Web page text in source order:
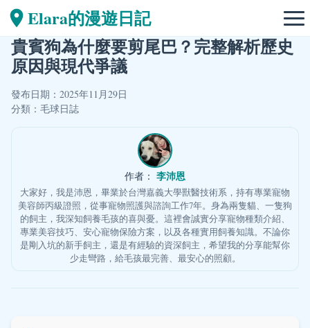
Elara的漫遊日記
貴賓狗為什麼要剪尾巴？完整解析歷史
原因與現代爭議
發布日期：2025年11月29日
分類： 毛球日誌
作者： 李沛恩
大家好，我是沛恩，畢業於台灣嘉義大學獸醫技術系，持有專業寵物
美容師丙級證照，從事寵物照護與諮詢工作7年。身為兩隻貓、一隻狗
的飼主，我深知飼養毛孩的喜與憂。這裡會誠實分享寵物種類介紹、
專業美容技巧、安心寵物保險方案，以及各種實用飼養知識。不論你
是剛入坑的新手飼主，還是有經驗的資深飼主，希望我的分享能幫你
少走彎路，給毛孩最完善、最安心的照顧。